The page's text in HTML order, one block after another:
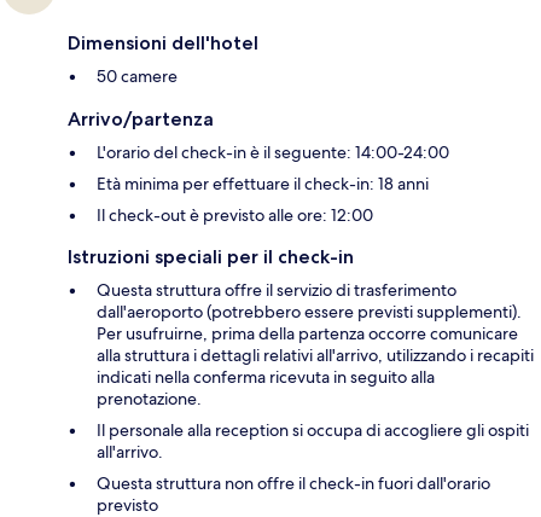
Dimensioni dell'hotel
50 camere
Arrivo/partenza
L'orario del check-in è il seguente: 14:00-24:00
Età minima per effettuare il check-in: 18 anni
Il check-out è previsto alle ore: 12:00
Istruzioni speciali per il check-in
Questa struttura offre il servizio di trasferimento
dall'aeroporto (potrebbero essere previsti supplementi).
Per usufruirne, prima della partenza occorre comunicare
alla struttura i dettagli relativi all'arrivo, utilizzando i recapiti
indicati nella conferma ricevuta in seguito alla
prenotazione.
Il personale alla reception si occupa di accogliere gli ospiti
all'arrivo.
Questa struttura non offre il check-in fuori dall'orario
previsto